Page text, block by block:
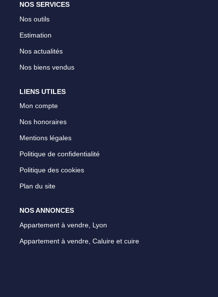
NOS SERVICES
Nos outils
Estimation
Nos actualités
Nos biens vendus
LIENS UTILES
Mon compte
Nos honoraires
Mentions légales
Politique de confidentialité
Politique des cookies
Plan du site
NOS ANNONCES
Appartement à vendre, Lyon
Appartement à vendre, Caluire et cuire